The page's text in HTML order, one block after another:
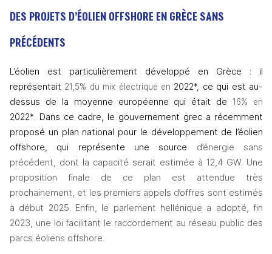
DES PROJETS D’ÉOLIEN OFFSHORE EN GRÈCE SANS
PRÉCÉDENTS
L’éolien est particulièrement développé en Grèce : il
représentait 21,5% du mix électrique en 2022*, ce qui est au-
dessus de la moyenne européenne qui était de
2022*. Dans ce cadre, le gouvernement grec a récemment
proposé un plan national pour le développement de l’éolien
offshore, qui représente une source d’énergie sans
précédent, dont la capacité serait estimée à 12,4 GW. Une
proposition finale de ce plan est attendue très
prochainement, et les premiers appels d’offres sont estimés
à début 2025. Enfin, le parlement hellénique a adopté, fin
2023, une loi facilitant le raccordement au réseau public des
parcs éoliens offshore.